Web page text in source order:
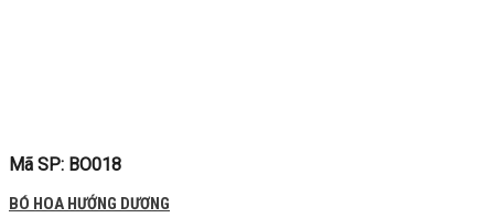
Mã SP: BO018
BÓ HOA HƯỚNG DƯƠNG